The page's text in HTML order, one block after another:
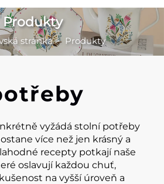
Produkty
stránka> Produkty
vyžádá stolní potřeby
více než jen krásný a
recepty potkají naše
oslavují každou chuť,
na vyšší úroveň a